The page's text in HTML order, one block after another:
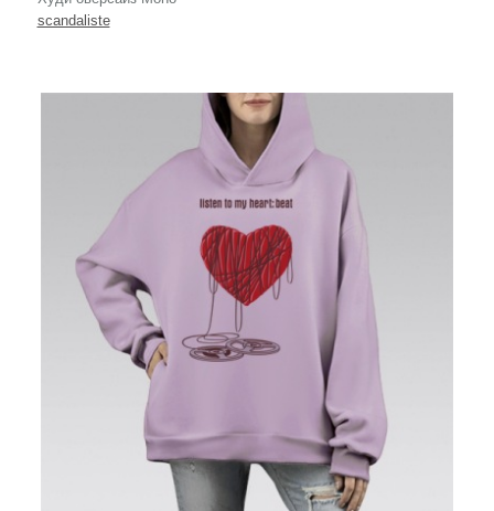
scandaliste